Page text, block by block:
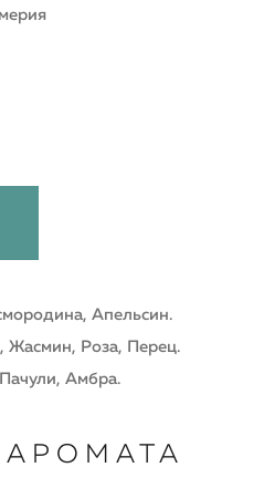
Апельсин.
Роза, Перец.
Амбра.